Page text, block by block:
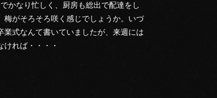
かなり忙しく、厨房も総出で配達をし
がそろそろ咲く感じでしょうか。いづ
式なんて書いていましたが、来週には
れば・・・・